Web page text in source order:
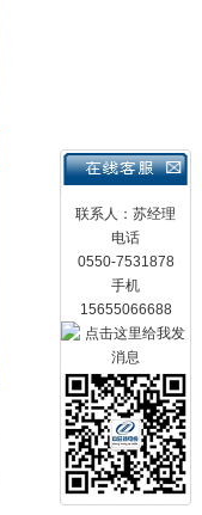
联系人：苏经理
电话
0550-7531878
手机
15655066688